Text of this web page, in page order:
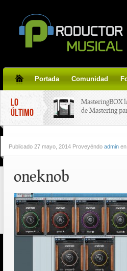
Portada Comunidad
LO
ÚLTIMO
MasteringBOX
de Mastering
line gratis!
Tutorial de
aplicar efectos a
Publicado 27 mayo, 2014 Proveyéndo admin en
oneknob